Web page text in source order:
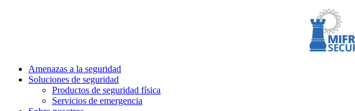
Amenazas a la seguridad
Soluciones de seguridad
Productos de seguridad física
Servicios de emergencia